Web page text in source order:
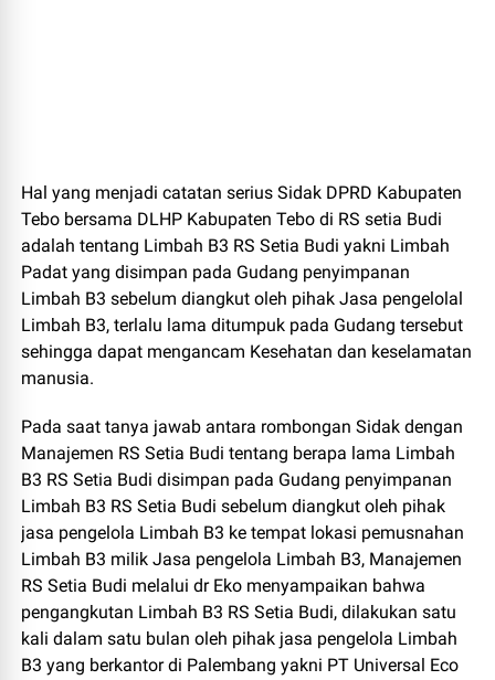
Hal yang menjadi catatan serius Sidak DPRD Kabupaten
Tebo bersama DLHP Kabupaten Tebo di RS setia Budi
adalah tentang Limbah B3 RS Setia Budi yakni Limbah
Padat yang disimpan pada Gudang penyimpanan
Limbah B3 sebelum diangkut oleh pihak Jasa pengelolal
Limbah B3, terlalu lama ditumpuk pada Gudang tersebut
sehingga dapat mengancam Kesehatan dan keselamatan
manusia.
Pada saat tanya jawab antara rombongan Sidak dengan
Manajemen RS Setia Budi tentang berapa lama Limbah
B3 RS Setia Budi disimpan pada Gudang penyimpanan
Limbah B3 RS Setia Budi sebelum diangkut oleh pihak
jasa pengelola Limbah B3 ke tempat lokasi pemusnahan
Limbah B3 milik Jasa pengelola Limbah B3, Manajemen
RS Setia Budi melalui dr Eko menyampaikan bahwa
pengangkutan Limbah B3 RS Setia Budi, dilakukan satu
kali dalam satu bulan oleh pihak jasa pengelola Limbah
B3 yang berkantor di Palembang yakni PT Universal Eco